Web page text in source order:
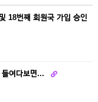
18번째 회원국 가입 승인
여다보면...